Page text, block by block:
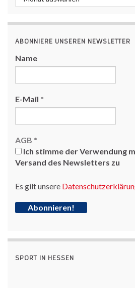
ABONNIERE UNSEREN NEWSLETTER
Name
E-Mail *
AGB *
Ich stimme der Verwendung
Versand des Newsletters zu
Es gilt unsere
SPORT IN HESSEN